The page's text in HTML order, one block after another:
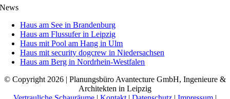
News
Haus am See in Brandenburg
Haus am Flussufer in Leipzig
Haus mit Pool am Hang in Ulm
Haus mit security dogcrew in Niedersachsen
Haus am Berg in Nordrhein-Westfalen
© Copyright 2026 | Planungsbüro Avantecture GmbH, Ingenieure &
Architekten in Leipzig